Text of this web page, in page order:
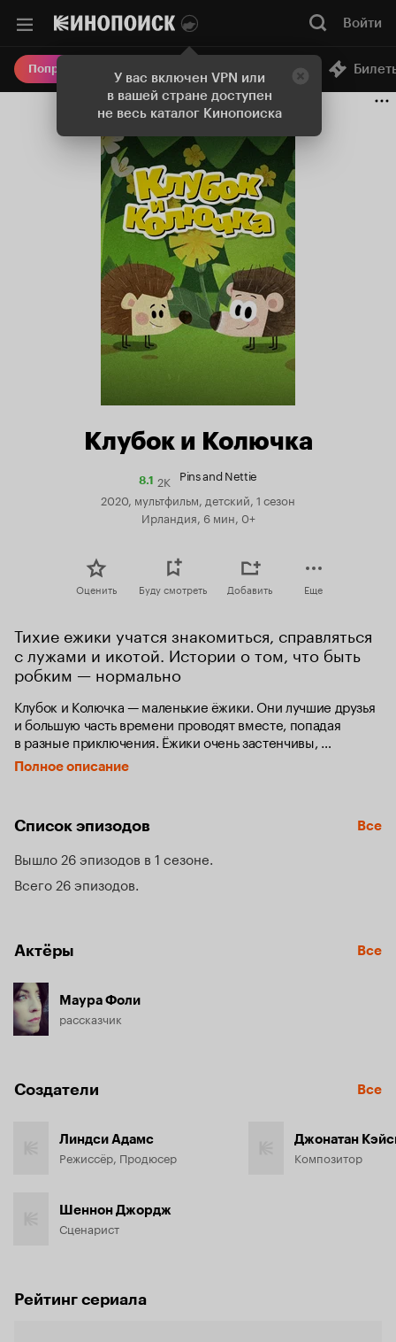
У вас включен VPN или
в вашей стране доступен
не весь каталог Кинопоиска
Войти
Попробовать Плюс Онлайн-кинотеатр
Клубок и Колючка
8.1Рейтинг
Кинопоиска
8.1
2K Pins and Nettie
2020, мультфильм, детский, 1 сезон
Ирландия, 6 мин, 0+
Оценить Буду смотреть Добавить Еще
Тихие ежики учатся знакомиться, справляться
с лужами и икотой. Истории о том, что быть
робким — нормально
Клубок и Колючка — маленькие ёжики. Они лучшие друзья
и большую часть времени проводят вместе, попадая
в разные приключения. Ёжики очень застенчивы,
особенно, когда сталкиваются с неизвестным
или неожиданным, будь то большая лужа, которую
Полное описание
Список эпизодов Все
Вышло 26 эпизодов в 1 сезоне
Всего 26 эпизодов
Актёры Все
Маура Фоли
рассказчик
Создатели Все
Линдси Адамс
Режиссёр, Продюсер
Шеннон Джордж
Сценарист
Джонатан
Композитор
Рейтинг сериала